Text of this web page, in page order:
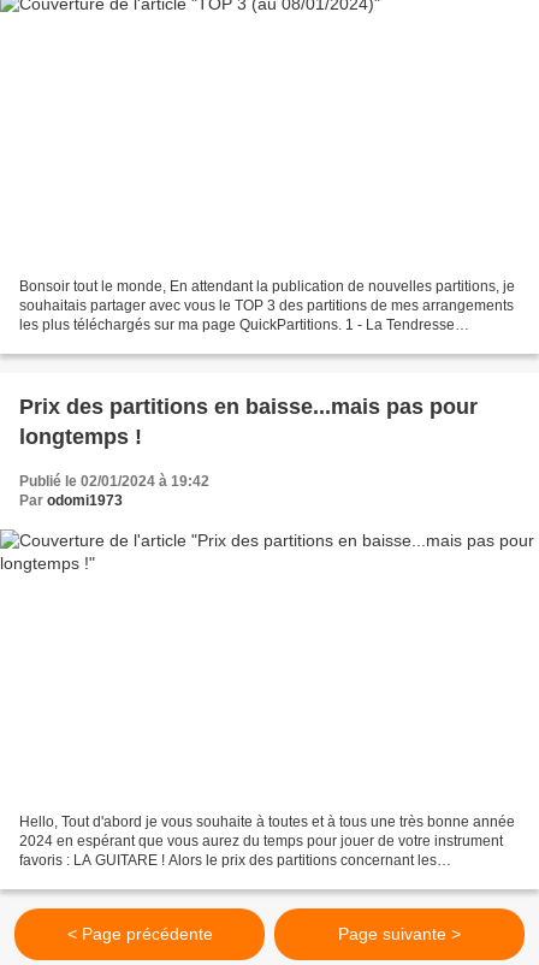
Bonsoir tout le monde, En attendant la publication de nouvelles partitions, je
souhaitais partager avec vous le TOP 3 des partitions de mes arrangements
les plus téléchargés sur ma page QuickPartitions. 1 - La Tendresse
Prix des partitions en baisse...mais pas pour
longtemps !
Publié le 02/01/2024 à 19:42
Par odomi1973
Hello, Tout d'abord je vous souhaite à toutes et à tous une très bonne année
2024 en espérant que vous aurez du temps pour jouer de votre instrument
favoris : LA GUITARE ! Alors le prix des partitions concernant les
< Page précédente Page suivante >